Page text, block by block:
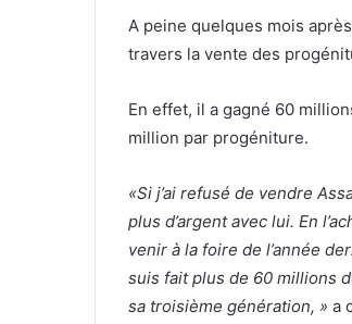
A peine quelques mois
travers la vente des
En effet, il a gagné 60
million par progéniture.
«Si j’ai refusé de vendre
plus d’argent avec lui. En
venir à la foire de l’année
suis fait plus de 60 millions
sa troisième génération, » a